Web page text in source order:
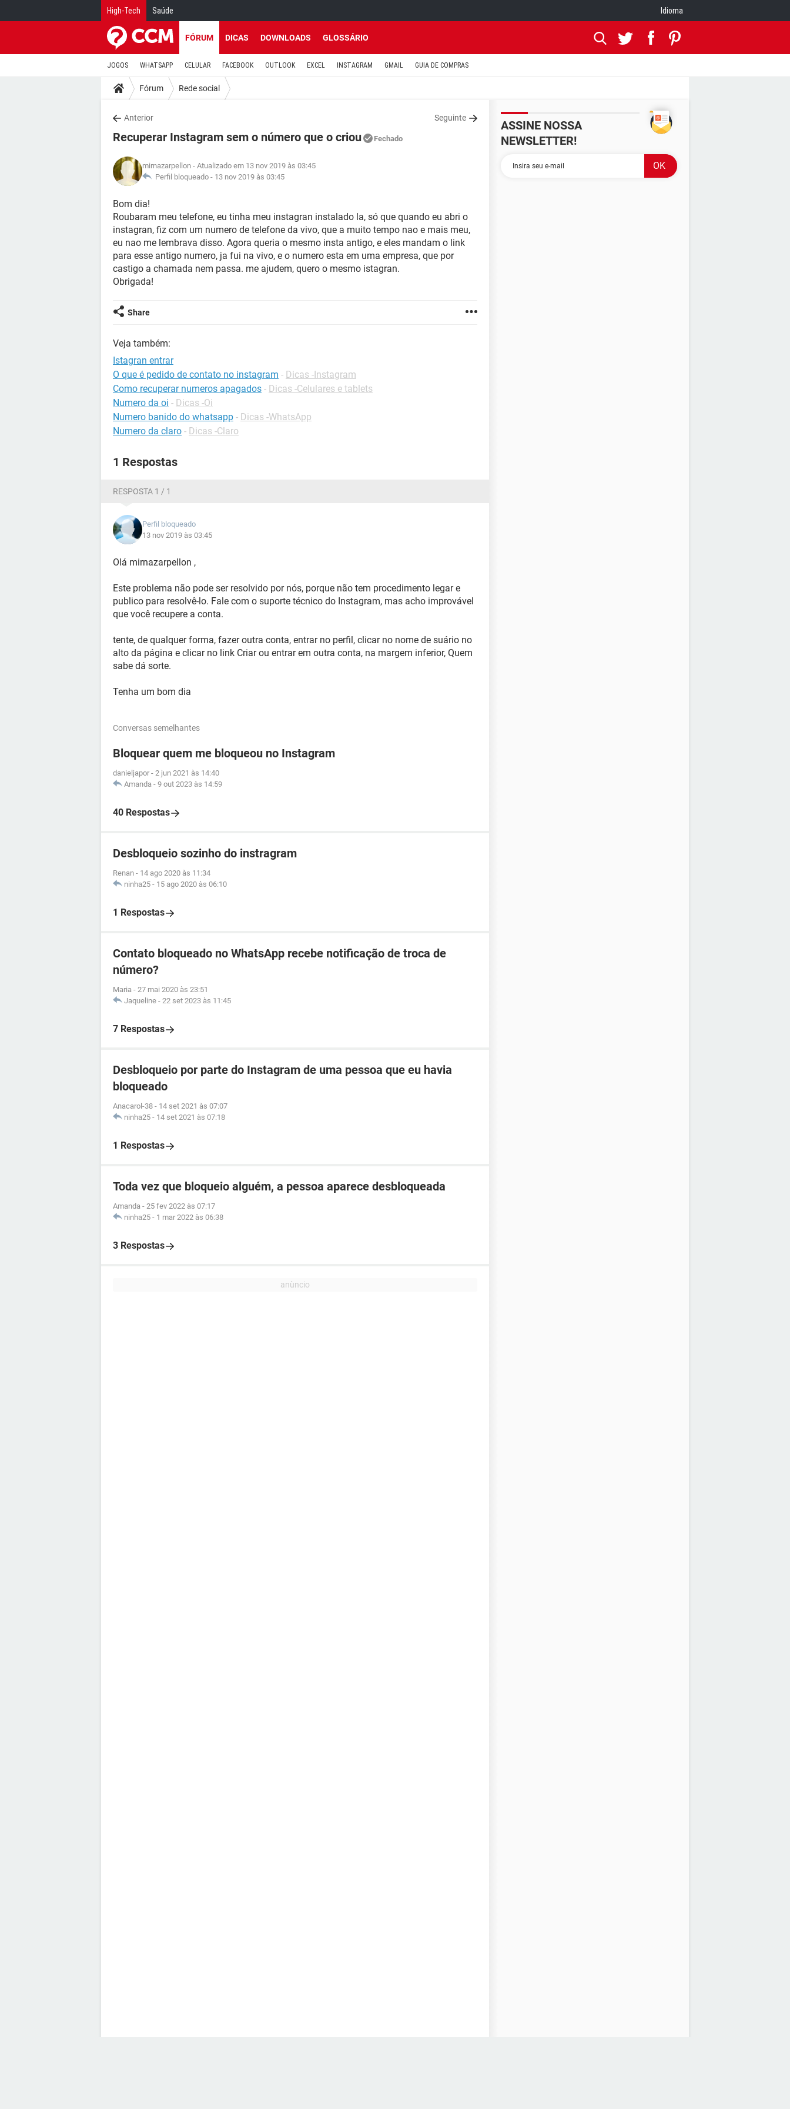
High-Tech Saúde Idioma
FÓRUM DICAS DOWNLOADS GLOSSÁRIO
JOGOS WHATSAPP CELULAR FACEBOOK OUTLOOK EXCEL INSTAGRAM GMAIL GUIA DE COMPRAS
Fórum Rede social
Anterior Seguinte
Recuperar Instagram sem o número que o criou Fechado
mirnazarpellon - Atualizado em 13 nov 2019 às 03:45
Perfil bloqueado - 13 nov 2019 às 03:45
Bom dia!
Roubaram meu telefone, eu tinha meu instagran instalado la, só que quando eu abri o
instagran, fiz com um numero de telefone da vivo, que a muito tempo nao e mais meu,
eu nao me lembrava disso. Agora queria o mesmo insta antigo, e eles mandam o link
para esse antigo numero, ja fui na vivo, e o numero esta em uma empresa, que por
castigo a chamada nem passa. me ajudem, quero o mesmo istagran.
Obrigada!
Share
Veja também:
Istagran entrar
O que é pedido de contato no instagram - Dicas -Instagram
Como recuperar numeros apagados - Dicas -Celulares e tablets
Numero da oi - Dicas -Oi
Numero banido do whatsapp - Dicas -WhatsApp
Numero da claro - Dicas -Claro
1 Respostas
RESPOSTA 1 / 1
Perfil bloqueado
13 nov 2019 às 03:45
Olá mirnazarpellon ,
Este problema não pode ser resolvido por nós, porque não tem procedimento legar e
publico para resolvê-lo. Fale com o suporte técnico do Instagram, mas acho improvável
que você recupere a conta.
tente, de qualquer forma, fazer outra conta, entrar no perfil, clicar no nome de suário no
alto da página e clicar no link Criar ou entrar em outra conta, na margem inferior, Quem
sabe dá sorte.
Tenha um bom dia
Conversas semelhantes
Bloquear quem me bloqueou no Instagram
danieljapor - 2 jun 2021 às 14:40
Amanda - 9 out 2023 às 14:59
40 Respostas
Desbloqueio sozinho do instragram
Renan - 14 ago 2020 às 11:34
ninha25 - 15 ago 2020 às 06:10
1 Respostas
Contato bloqueado no WhatsApp recebe notificação de troca de
número?
Maria - 27 mai 2020 às 23:51
Jaqueline - 22 set 2023 às 11:45
7 Respostas
Desbloqueio por parte do Instagram de uma pessoa que eu havia
bloqueado
Anacarol-38 - 14 set 2021 às 07:07
ninha25 - 14 set 2021 às 07:18
1 Respostas
Toda vez que bloqueio alguém, a pessoa aparece desbloqueada
Amanda - 25 fev 2022 às 07:17
ninha25 - 1 mar 2022 às 06:38
3 Respostas
ASSINE NOSSA
NEWSLETTER!